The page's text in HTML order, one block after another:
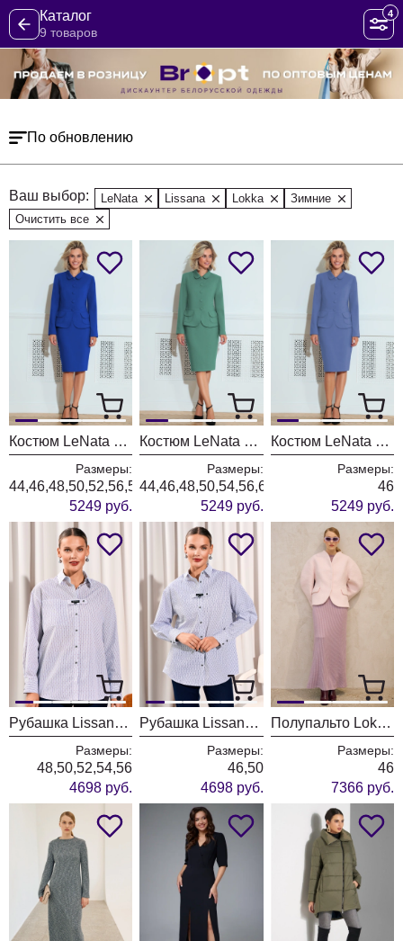
Каталог
9 товаров
4
По обновлению
Ваш выбор: LeNata Lissana Lokka
Зимние
Очистить все
Костюм LeNata 21212 василек
Размеры:
44,46,48,50,52,56,58
5249 руб.
Костюм LeNata 21212 ментол
Размеры:
44,46,48,50,54,56,60
5249 руб.
Костюм LeNata 21212 темно-голубой
Размеры:
46
5249 руб.
Рубашка Lissana 5037 красный
Размеры:
48,50,52,54,56
4698 руб.
Рубашка Lissana 5037 синий
Размеры:
46,50
4698 руб.
Полупальто Lokka 1717
Размеры:
46
7366 руб.